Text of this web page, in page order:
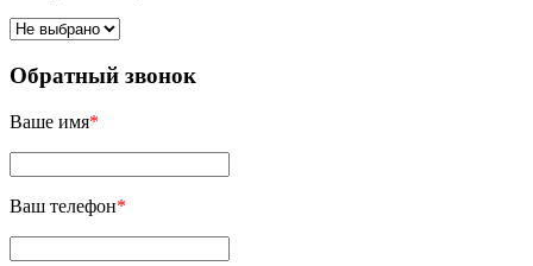
Обратный звонок
Ваше имя*
Ваш телефон*